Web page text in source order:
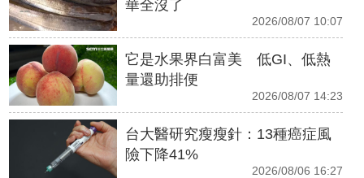
華全沒了
2026/08/07 10:07
它是水果界白富美 低GI、低熱
量還助排便
2026/08/07 14:23
台大醫研究瘦瘦針：13種癌症風
險下降41%
2026/08/06 16:27